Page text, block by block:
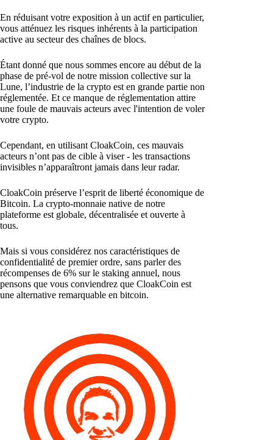
En réduisant votre exposition à un actif en particulier,
vous atténuez les risques inhérents à la participation
active au secteur des chaînes de blocs.
Étant donné que nous sommes encore au début de la
phase de pré-vol de notre mission collective sur la
Lune, l’industrie de la crypto est en grande partie non
réglementée. Et ce manque de réglementation attire
une foule de mauvais acteurs avec l'intention de voler
votre crypto.
Cependant, en utilisant CloakCoin, ces mauvais
acteurs n’ont pas de cible à viser - les transactions
invisibles n’apparaîtront jamais dans leur radar.
CloakCoin préserve l’esprit de liberté économique de
Bitcoin. La crypto-monnaie native de notre
plateforme est globale, décentralisée et ouverte à
tous.
Mais si vous considérez nos caractéristiques de
confidentialité de premier ordre, sans parler des
récompenses de 6% sur le staking annuel, nous
pensons que vous conviendrez que CloakCoin est
une alternative remarquable en bitcoin.